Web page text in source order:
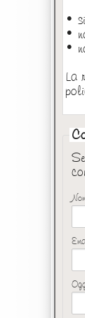
•
•
•
La
Se